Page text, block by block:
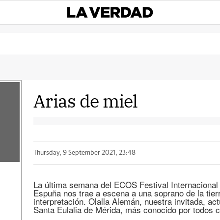
Arias de miel
Thursday, 9 September 2021, 23:48
La última semana del ECOS Festival
Espuña nos trae a escena a una soprano de la
interpretación. Olalla Alemán, nuestra invitada,
Santa Eulalia de Mérida, más conocido por todos